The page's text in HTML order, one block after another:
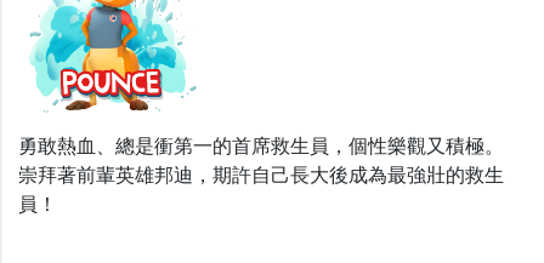
勇敢熱血、總是衝第一的首席救生員，個性樂觀又積極。
崇拜著前輩英雄邦迪，期許自己長大後成為最強壯的救生
員！